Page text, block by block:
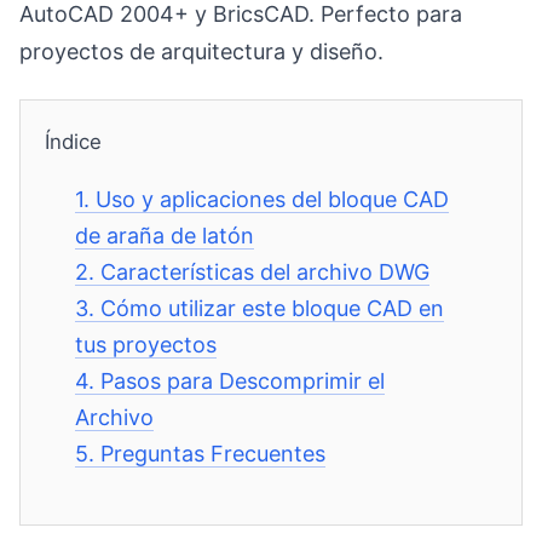
AutoCAD 2004+ y BricsCAD. Perfecto para
proyectos de arquitectura y diseño.
Índice
1. Uso y aplicaciones del bloque CAD
de araña de latón
2. Características del archivo DWG
3. Cómo utilizar este bloque CAD en
tus proyectos
4. Pasos para Descomprimir el
Archivo
5. Preguntas Frecuentes